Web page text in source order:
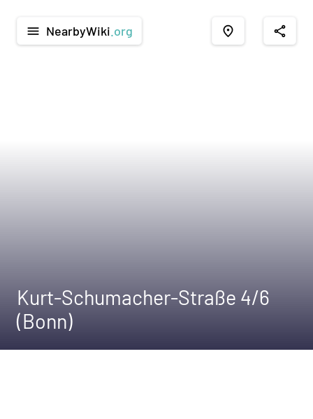
menu NearbyWiki .org place share
Kurt-Schumacher-Straße 4/6
(Bonn)